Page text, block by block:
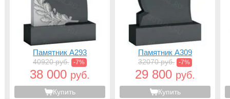
Памятник A293
40920 руб. -7%
38 000 руб.
Купить
Памятник A309
32070 руб. -7%
29 800 руб.
Купить